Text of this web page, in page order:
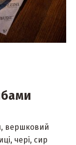
вершковий
чері, сир